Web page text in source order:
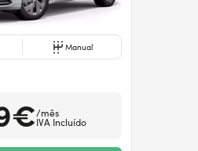
Manual
/mês
IVA Incluído